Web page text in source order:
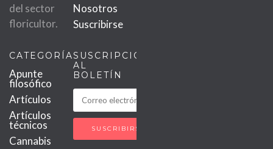
del sector
floricultor.
Nosotros
Suscribirse
CATEGORÍAS
Apunte
filosófico
Artículos
Artículos
técnicos
Cannabis
SUSCRIPCIÓN
AL
BOLETÍN